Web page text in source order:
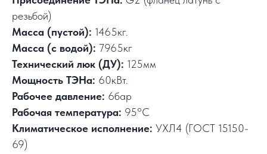
резьбой)
Масса (пустой): 1465кг.
Масса (с водой): 7965кг
Технический люк (ДУ): 125мм
Мощность ТЭНа: 60кВт.
Рабочее давление: 6бар
Рабочая температура: 95°C
Климатическое исполнение: УХЛ4 (ГОСТ 15150-
69)